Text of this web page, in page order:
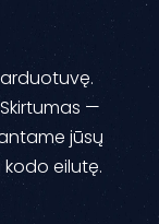
—
jūsų
eilutę.